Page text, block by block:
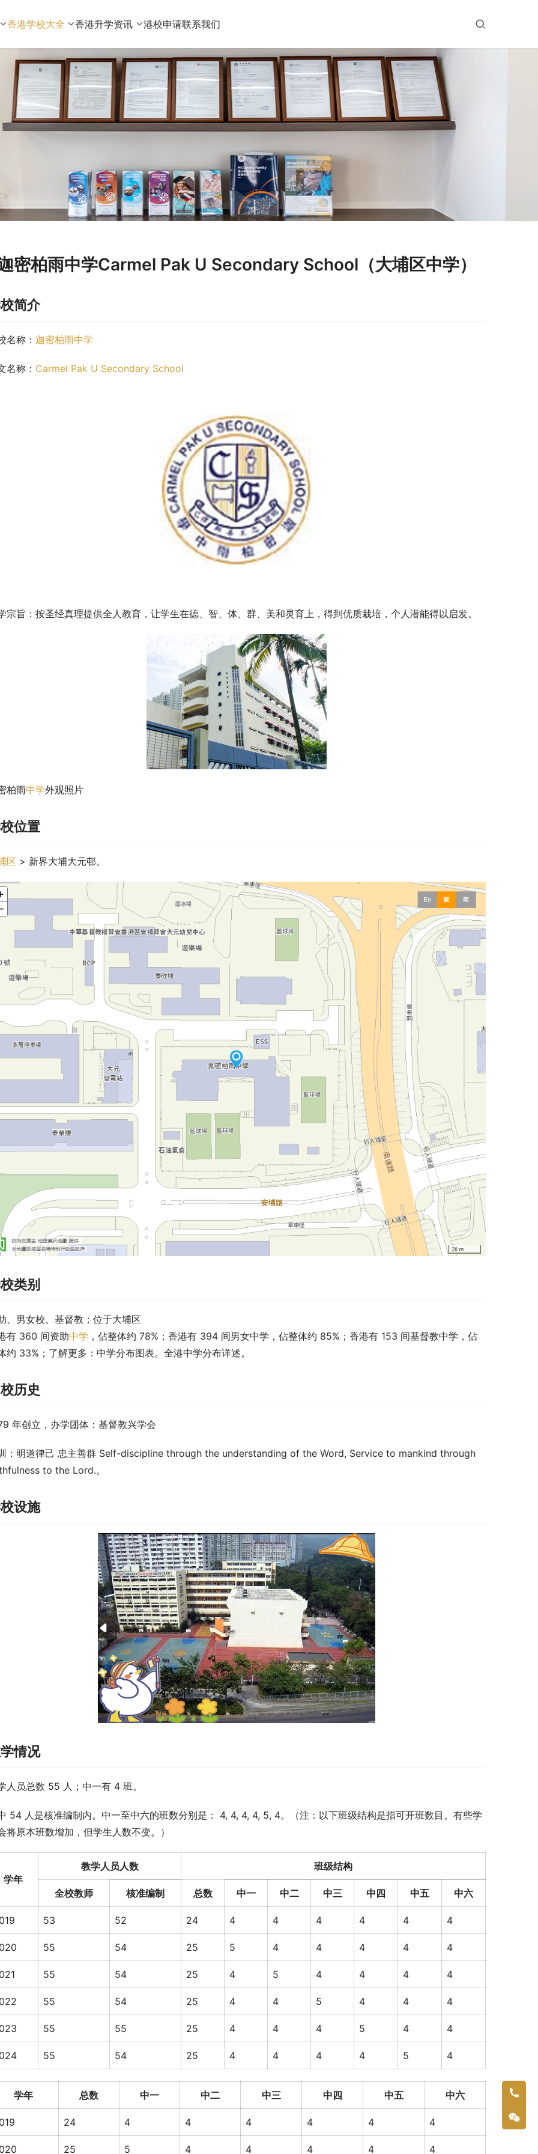
香港学校大全 香港升学资讯 港校申请联系我们
密柏雨中学Carmel Pak U Secondary School（大埔区中学）
简介
名称： 迦密柏雨中学
名称： Carmel Pak U Secondary School
宗旨：按圣经真理提供全人教育，让学生在德、智、体、群、美和灵育上，得到优质栽培，个人潜能得以启发。
柏雨中学外观照片
位置
区 > 新界大埔大元邨。
类别
、男女校、基督教；位于大埔区
有 360 间资助中学 ，佔整体约 78%；香港有 394 间男女中学，佔整体约 85%；香港有 153 间基督教中学，佔
约 33%；了解更多：中学分布图表。全港中学分布详述。
历史
年创立，办学团体：基督教兴学会
：明道律己 忠主善群 Self-discipline through the understanding of the Word, Service to mankind through
to the Lord.。
设施
情况
人员总数 55 人；中一有 4 班。
54 人是核准编制内。中一至中六的班数分别是： 4, 4, 4, 4, 5, 4。（注：以下班级结构是指可开班数目。有些学
将原本班数增加，但学生人数不变。）
学年
教学人员人数 班级结构
全校教师 核准编制 总数 中一 中二 中三 中四 中五 中六
53 52 24 4 4 4 4 4 4
55 54 25 5 4 4 4 4 4
55 54 25 4 5 4 4 4 4
55 54 25 4 4 5 4 4 4
55 55 25 4 4 4 5 4 4
55 54 25 4 4 4 4 5 4
学年 总数 中一 中二 中三 中四 中五 中六
24 4 4 4 4 4 4
25 5 4 4 4 4 4